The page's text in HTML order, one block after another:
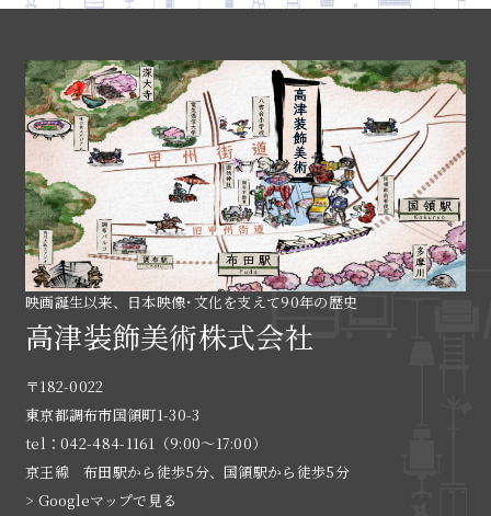
映画誕生以来、日本映像･文化を支えて90年の歴史
高津装飾美術株式会社
〒182-0022
東京都調布市国領町1-30-3
tel：042-484-1161（9:00〜17:00）
京王線 布田駅から徒歩5分、国領駅から徒歩5分
> Googleマップで見る